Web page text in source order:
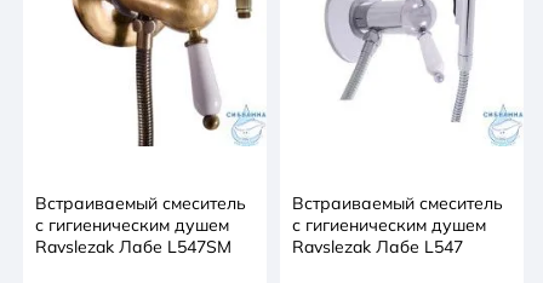
Встраиваемый смеситель
с гигиеническим душем
Ravslezak Лабе L547SM
Встраиваемый смеситель
с гигиеническим душем
Ravslezak Лабе L547